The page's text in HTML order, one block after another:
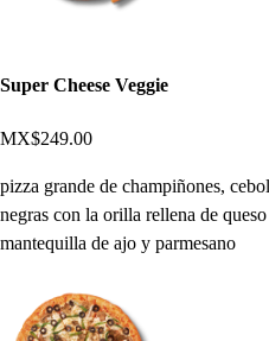
Super Cheese Veggie
MX$249.00
pizza grande de champiñones,
negras con la orilla rellena de
mantequilla de ajo y parmesano